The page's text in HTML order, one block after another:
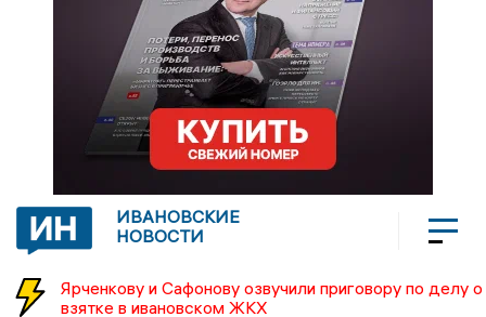
ИВАНОВСКИЕ
НОВОСТИ
Ярченкову и Сафонову озвучили приговору по делу о
взятке в ивановском ЖКХ